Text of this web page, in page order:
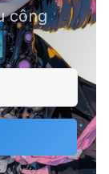
thành
logo
công